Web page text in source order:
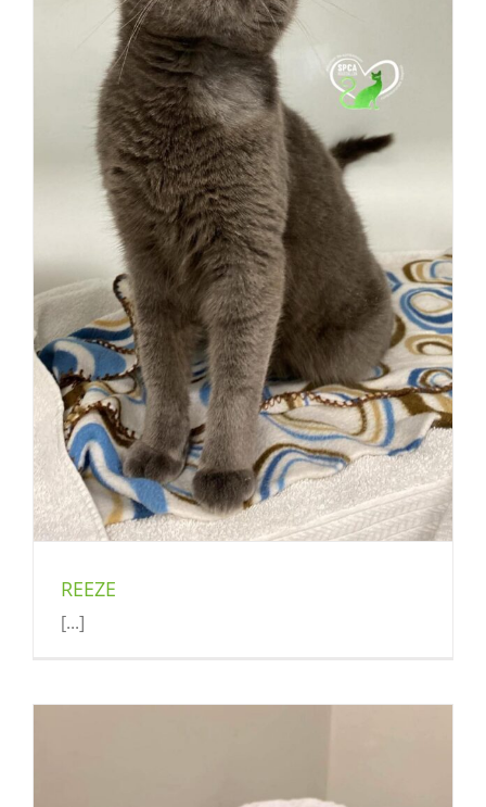
REEZE
[...]